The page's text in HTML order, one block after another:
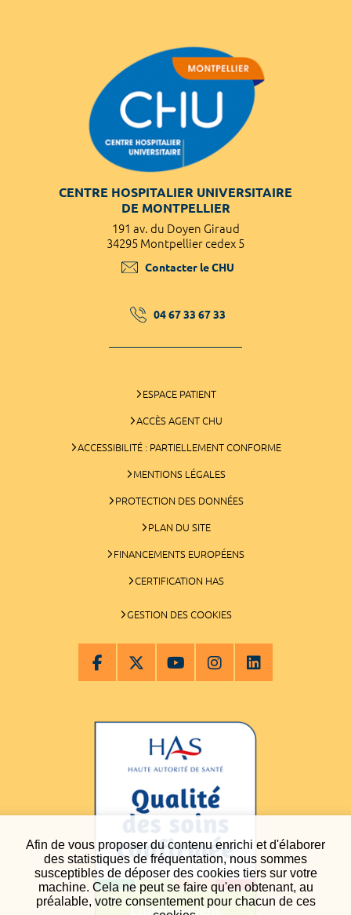
Afin de vous proposer du contenu enrichi et d'élaborer
des statistiques de fréquentation, nous sommes
susceptibles de déposer des cookies tiers sur votre
machine. Cela ne peut se faire qu'en obtenant, au
préalable, votre consentement pour chacun de ces
CENTRE HOSPITALIER UNIVERSITAIRE
DE MONTPELLIER
191 av. du Doyen Giraud
34295 Montpellier cedex 5
Contacter le CHU
04 67 33 67 33
ESPACE PATIENT
ACCÈS AGENT CHU
ACCESSIBILITÉ : PARTIELLEMENT CONFORME
MENTIONS LÉGALES
PROTECTION DES DONNÉES
PLAN DU SITE
FINANCEMENTS EUROPÉENS
CERTIFICATION HAS
GESTION DES COOKIES